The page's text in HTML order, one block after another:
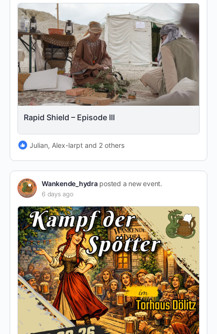
Rapid Shield – Episode III
Julian, Alex-larpt and 2 others
Wankende_hydraposted a new event.
6 days ago